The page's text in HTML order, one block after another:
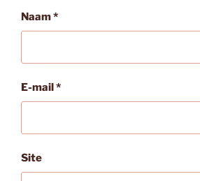
Naam*
E-mail*
Site